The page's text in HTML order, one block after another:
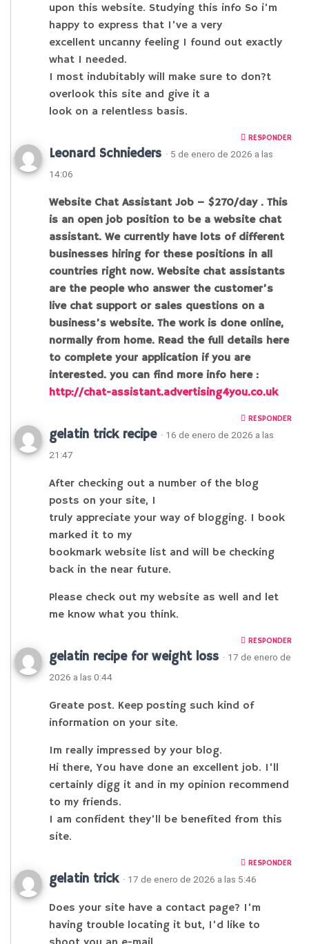
upon this website. Studying this info So i’m
happy to express that I’ve a very
excellent uncanny feeling I found out exactly
what I needed.
I most indubitably will make sure to don?t
overlook this site and give it a
look on a relentless basis.
RESPONDER
Leonard Schnieders · 5 de enero de 2026 a las
14:06
Website Chat Assistant Job – $270/day . This
is an open job position to be a website chat
assistant. We currently have lots of different
businesses hiring for these positions in all
countries right now. Website chat assistants
are the people who answer the customer’s
live chat support or sales questions on a
business’s website. The work is done online,
normally from home. Read the full details here
to complete your application if you are
interested. you can find more info here :
http://chat-assistant.advertising4you.co.uk
RESPONDER
gelatin trick recipe · 16 de enero de 2026 a las
21:47
After checking out a number of the blog
posts on your site, I
truly appreciate your way of blogging. I book
marked it to my
bookmark website list and will be checking
back in the near future.
Please check out my website as well and let
me know what you think.
RESPONDER
gelatin recipe for weight loss · 17 de enero de
2026 a las 0:44
Greate post. Keep posting such kind of
information on your site.
Im really impressed by your blog.
Hi there, You have done an excellent job. I’ll
certainly digg it and in my opinion recommend
to my friends.
I am confident they’ll be benefited from this
site.
RESPONDER
gelatin trick · 17 de enero de 2026 a las 5:46
Does your site have a contact page? I’m
having trouble locating it but, I’d like to